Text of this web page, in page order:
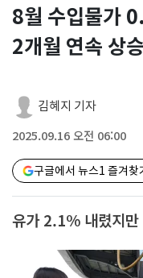
8월 수입물가
2개월 연속 상승
김혜지 기자
2025.09.16 오전 06:00
구글에서 뉴스1 즐겨찾
유가 2.1% 내렸지